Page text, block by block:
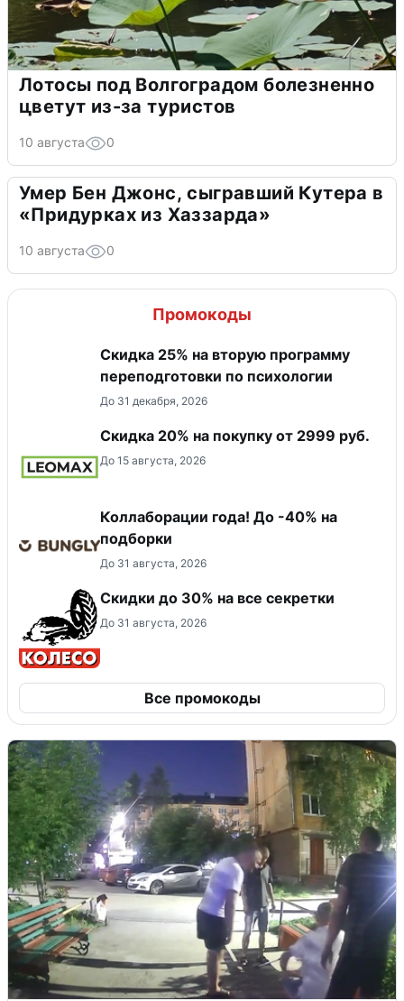
Лотосы под Волгоградом болезненно
цветут из-за туристов
10 августа 0
Умер Бен Джонс, сыгравший Кутера в
«Придурках из Хаззарда»
10 августа 0
Промокоды
Скидка 25% на вторую программу
переподготовки по психологии
До 31 декабря, 2026
Скидка 20% на покупку от 2999 руб.
До 15 августа, 2026
Коллаборации года! До -40% на
подборки
До 31 августа, 2026
Скидки до 30% на все секретки
До 31 августа, 2026
Все промокоды